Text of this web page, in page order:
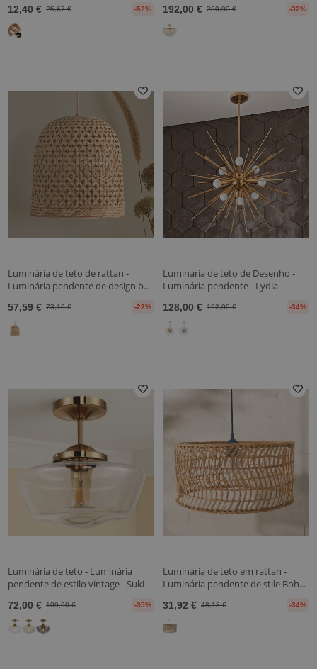
12,40 € 25,67 € -52% 192,00 € 280,90 € -32%
Luminária de teto de rattan -
Luminária pendente de design b...
57,59 € 73,19 € -22%
Luminária de teto de Desenho -
Luminária pendente - Lydia
128,00 € 192,90 € -34%
Luminária de teto - Luminária
pendente de estilo vintage - Suki
72,00 € 109,90 € -35%
Luminária de teto em rattan -
Luminária pendente de stile Boh...
31,92 € 48,18 € -34%